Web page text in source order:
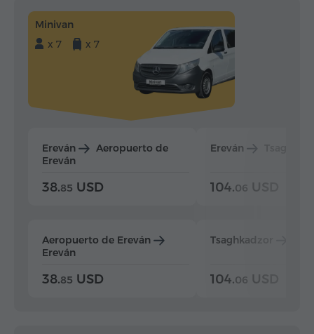
Minivan
x 7
x 7
Ereván
Aeropuerto de
Ereván
38.85 USD
Aeropuerto de Ereván
Ereván
38.85 USD
Ereván
104.06 USD
Tsaghkadzor
104.06 USD